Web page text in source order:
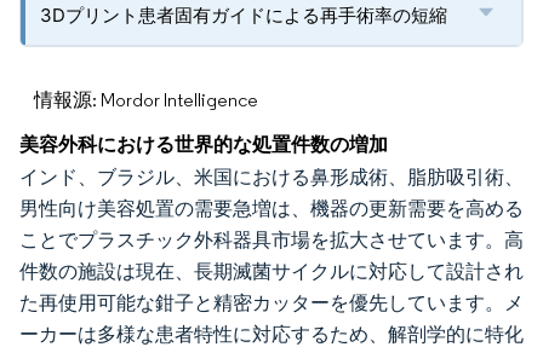
3Dプリント患者固有ガイドによる再手術率の短縮
情報源: Mordor Intelligence
美容外科における世界的な処置件数の増加
インド、ブラジル、米国における鼻形成術、脂肪吸引術、
男性向け美容処置の需要急増は、機器の更新需要を高める
ことでプラスチック外科器具市場を拡大させています。高
件数の施設は現在、長期滅菌サイクルに対応して設計され
た再使用可能な鉗子と精密カッターを優先しています。メ
ーカーは多様な患者特性に対応するため、解剖学的に特化